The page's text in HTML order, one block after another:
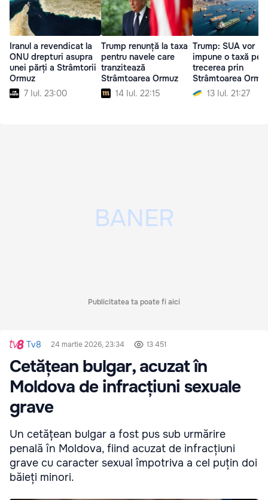
Iranul a revendicat la
ONU drepturi asupra
unei părți a Strâmtorii
Ormuz
7 Iul. 23:00
Trump renunță la taxa
pentru navele care
tranzitează
Strâmtoarea Ormuz
14 Iul. 22:15
Trump: SUA vor
impune o taxă
trecerea prin
Strâmtoarea
13 Iul. 21:27
Publicitatea ta poate fi aici
Tv8 24 martie 2026, 23:34 13 451
Cetățean bulgar, acuzat în
Moldova de infracțiuni sexuale
grave
Un cetățean bulgar a fost pus sub urmărire
penală în Moldova, fiind acuzat de infracțiuni
grave cu caracter sexual împotriva a cel puțin doi
băieți minori.